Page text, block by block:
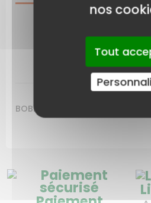
BOBINE ALLUMAGE EX5258402S
nos
Tout